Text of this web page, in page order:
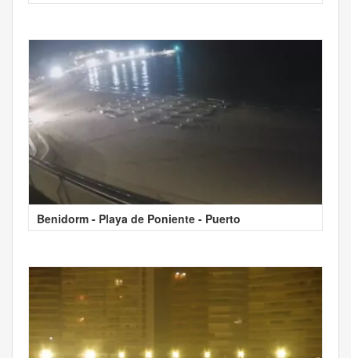
Benidorm - Playa de Poniente - Puerto